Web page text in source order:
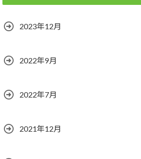
2023年12月
2022年9月
2022年7月
2021年12月